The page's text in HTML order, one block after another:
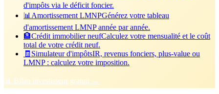
d'impôts via le déficit foncier.
📊 Amortissement LMNPGénérez votre tableau
d'amortissement LMNP année par année.
🏦Crédit immobilier neufCalculez votre mensualité et le coût
total de votre crédit neuf.
🧾 Simulateur d'impôtsIR, revenus fonciers, plus-value ou
LMNP : calculez votre imposition.
📊 Bilan investisseur gratuit →